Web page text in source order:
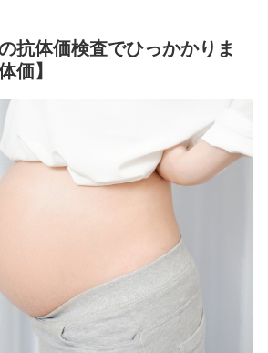
抗体価検査でひっかかりま
価】